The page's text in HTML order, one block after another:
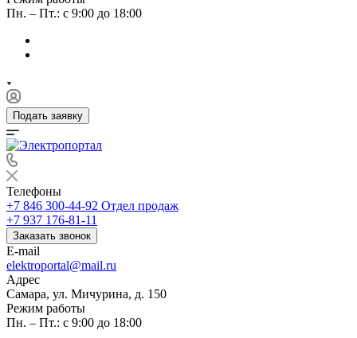
Пн. – Пт.: с 9:00 до 18:00
Подать заявку
Телефоны
+7 846 300-44-92 Отдел продаж
+7 937 176-81-11
Заказать звонок
E-mail
elektroportal@mail.ru
Адрес
Самара, ул. Мичурина, д. 150
Режим работы
Пн. – Пт.: с 9:00 до 18:00